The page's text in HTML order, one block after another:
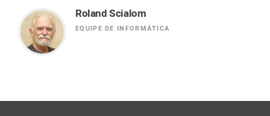
Roland Scialom
EQUIPE DE INFORMÁTICA